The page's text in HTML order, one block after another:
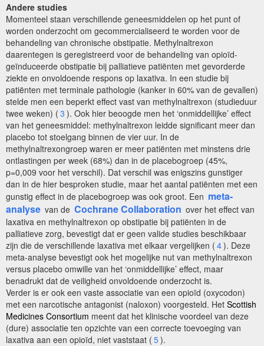
Andere studies
Momenteel staan verschillende geneesmiddelen op het punt of
worden onderzocht om gecommercialiseerd te worden voor de
behandeling van chronische obstipatie. Methylnaltrexon
daarentegen is geregistreerd voor de behandeling van opioïd-
geïnduceerde obstipatie bij palliatieve patiënten met gevorderde
ziekte en onvoldoende respons op laxativa. In een studie bij
patiënten met terminale pathologie (kanker in 60% van de gevallen)
stelde men een beperkt effect vast van methylnaltrexon (studieduur
twee weken) ( 3 ). Ook hier beoogde men het ‘onmiddellijke’ effect
van het geneesmiddel: methylnaltrexon leidde significant meer dan
placebo tot stoelgang binnen de vier uur. In de
methylnaltrexongroep waren er meer patiënten met minstens drie
ontlastingen per week (68%) dan in de placebogroep (45%,
p=0,009 voor het verschil). Dat verschil was enigszins gunstiger
dan in de hier besproken studie, maar het aantal patiënten met een
gunstig effect in de placebogroep was ook groot. Een meta-
analyse van de Cochrane Collaboration over het effect van
laxativa en methylnaltrexon op obstipatie bij patiënten in de
palliatieve zorg, bevestigt dat er geen valide studies beschikbaar
zijn die de verschillende laxativa met elkaar vergelijken ( 4). Deze
meta-analyse bevestigt ook het mogelijke nut van methylnaltrexon
versus placebo omwille van het ‘onmiddellijke’ effect, maar
benadrukt dat de veiligheid onvoldoende onderzocht is.
Verder is er ook een vaste associatie van een opioïd (oxycodon)
met een narcotische antagonist (naloxon) voorgesteld. Het Scottish
Medicines Consortium meent dat het klinische voordeel van deze
(dure) associatie ten opzichte van een correcte toevoeging van
laxativa aan een opioïd, niet vaststaat ( 5).